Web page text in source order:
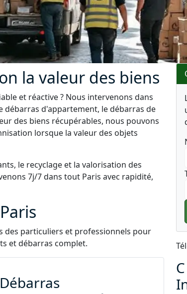
la valeur des biens
et réactive ? Nous intervenons dans
débarras d'appartement, le débarras de
des biens récupérables, nous pouvons
lorsque la valeur des objets
le recyclage et la valorisation des
7j/7 dans tout Paris avec rapidité,
des particuliers et professionnels pour
et débarras complet.
Débarras